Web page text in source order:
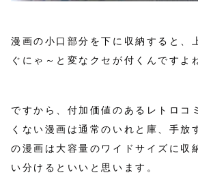
漫画の小口部分を下に収納すると、
ぐにゃ～と変なクセが付くんですよ
ですから、付加価値のあるレトロコ
くない漫画は通常のいれと庫、手放
の漫画は大容量のワイドサイズに収
い分けるといいと思います。